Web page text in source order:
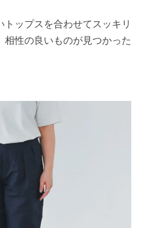
ップスを合わせてスッキリ
性の良いものが見つかった